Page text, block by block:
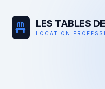
LES TABLES
LOCATION